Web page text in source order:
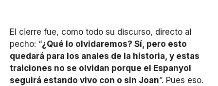
El cierre fue, como todo su discurso, directo al
pecho: “¿Qué lo olvidaremos? Sí, pero esto
quedará para los anales de la historia, y estas
traiciones no se olvidan porque el Espanyol
seguirá estando vivo con o sin Joan”. Pues eso.